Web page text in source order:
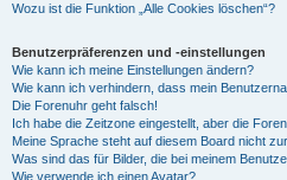
Wozu ist die Funktion „Alle Cookies löschen“?
Benutzerpräferenzen und -einstellungen
Wie kann ich meine Einstellungen ändern?
Wie kann ich verhindern, dass mein
Die Forenuhr geht falsch!
Ich habe die Zeitzone eingestellt, aber die
Meine Sprache steht auf diesem Board nicht
Was sind das für Bilder, die bei meinem
Wie verwende ich einen Avatar?